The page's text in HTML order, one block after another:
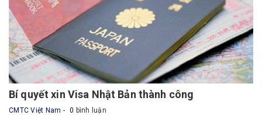
Bí quyết xin Visa Nhật Bản thành công
CMTC Việt Nam 0 bình luận